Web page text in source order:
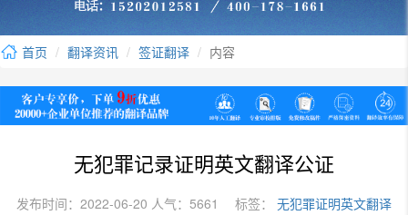
首页 翻译资讯 签证翻译 内容
无犯罪记录证明英文翻译公证
发布时间：2022-06-20 人气：5661 标签： 无犯罪证明英文翻译